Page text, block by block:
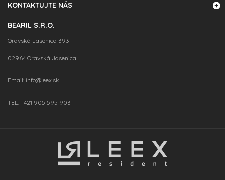
KONTAKTUJTE NÁS
BEARIL S.R.O.
Oravská Jasenica 393
02964 Oravská Jasenica
Email: info@leex.sk
TEL: +421 905 595 903